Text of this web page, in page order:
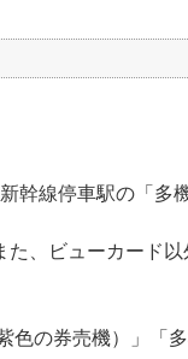
幹線停車駅の「
、ビューカード
の券売機）」「